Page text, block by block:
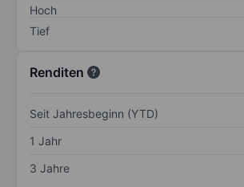
Hoch
Tief
Renditen
Seit Jahresbeginn (YTD)
1 Jahr
3 Jahre